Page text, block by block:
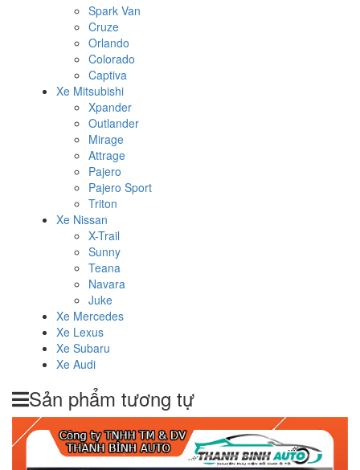
Spark Van
Cruze
Orlando
Colorado
Captiva
Xe Mitsubishi
Xpander
Outlander
Mirage
Attrage
Pajero
Pajero Sport
Triton
Xe Nissan
X-Trail
Sunny
Teana
Navara
Juke
Xe Mercedes
Xe Lexus
Xe Subaru
Xe Audi
Sản phẩm tương tự